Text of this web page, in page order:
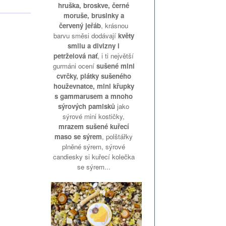
hruška, broskve, černé
moruše, brusinky a
červený jeřáb, krásnou
barvu směsi dodávají květy
smilu a divizny i
petrželová nať, i ti největší
gurmáni ocení sušené mini
cvrčky, plátky sušeného
houževnatce, mini křupky
s gammarusem a mnoho
sýrových pamlsků jako
sýrové mini kostičky,
mrazem sušené kuřecí
maso se sýrem, polštářky
plněné sýrem, sýrové
candiesky si kuřecí kolečka
se sýrem...